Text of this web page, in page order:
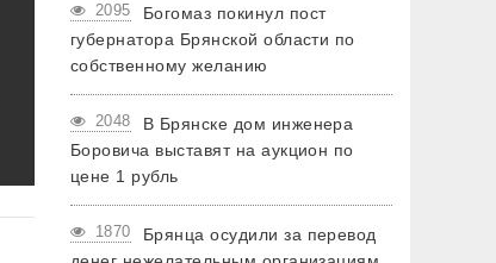
2095
Богомаз покинул пост
губернатора Брянской области по
собственному желанию
2048
В Брянске дом инженера
Боровича выставят на аукцион по
цене 1 рубль
1870
Брянца осудили за перевод